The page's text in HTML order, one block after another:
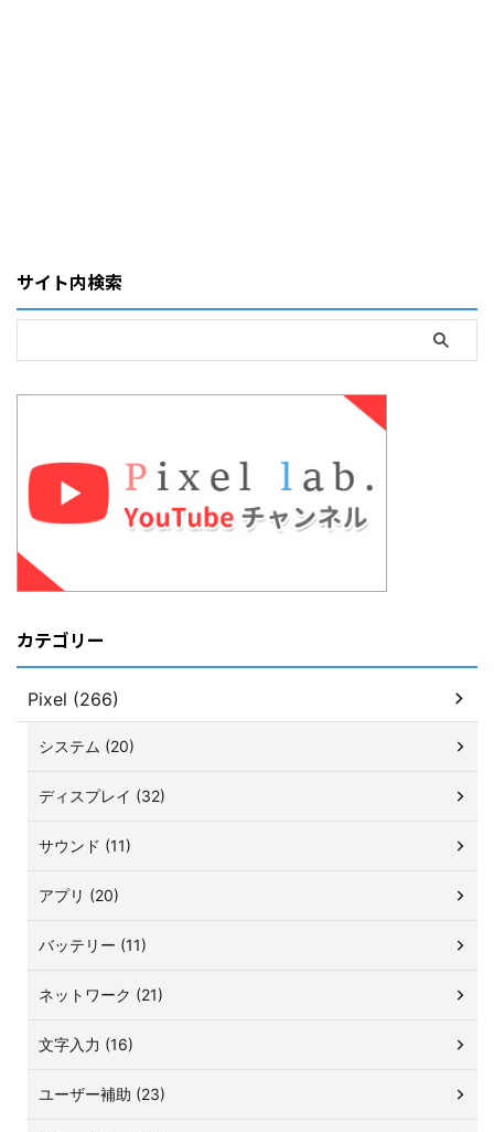
サイト内検索
カテゴリー
Pixel (266)
システム (20)
ディスプレイ (32)
サウンド (11)
アプリ (20)
バッテリー (11)
ネットワーク (21)
文字入力 (16)
ユーザー補助 (23)